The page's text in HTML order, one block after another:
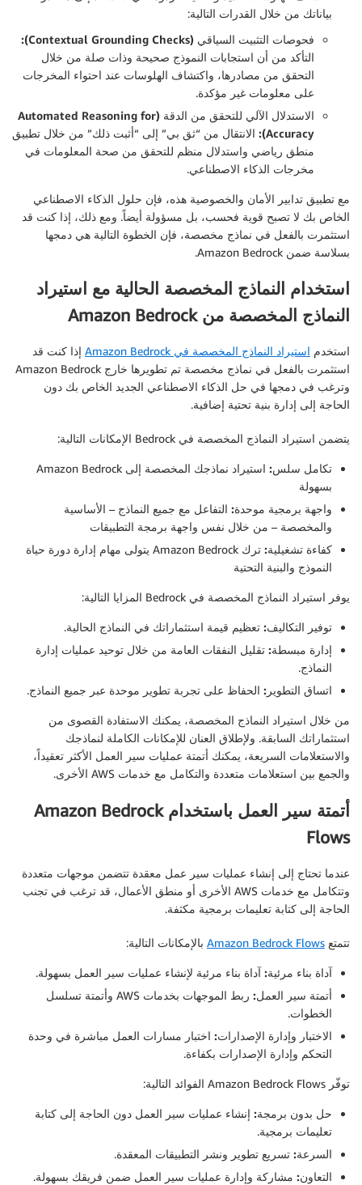
بياناتك من خلال القدرات التالية:
فحوصات التثبيت السياقي (Contextual Grounding Checks):
التأكد من أن استجابات النموذج صحيحة وذات صلة من خلال
التحقق من مصادرها، واكتشاف الهلوسات عند احتواء المخرجات
على معلومات غير مؤكدة.
الاستدلال الآلي للتحقق من الدقة (Automated Reasoning for
Accuracy):
الانتقال من “ثق بي” إلى “أثبت ذلك” من خلال تطبيق
منطق رياضي واستدلال منظم للتحقق من صحة المعلومات في
مخرجات الذكاء الاصطناعي.
مع تطبيق تدابير الأمان والخصوصية هذه، فإن حلول الذكاء الاصطناعي
الخاص بك لا تصبح قوية فحسب، بل مسؤولة أيضاً. ومع ذلك، إذا كنت قد
استثمرت بالفعل في نماذج مخصصة، فإن الخطوة التالية هي دمجها
بسلاسة ضمن Amazon Bedrock.
استخدام النماذج المخصصة الحالية مع استيراد
النماذج المخصصة من Amazon Bedrock
استخدم استيراد النماذج المخصصة في Amazon Bedrock
إذا كنت قد
استثمرت بالفعل في نماذج مخصصة تم تطويرها خارج Amazon Bedrock
وترغب في دمجها في حل الذكاء الاصطناعي الجديد الخاص بك دون
الحاجة إلى إدارة بنية تحتية إضافية.
يتضمن استيراد النماذج المخصصة في Bedrock الإمكانات التالية:
تكامل سلس:
استيراد نماذجك المخصصة إلى Amazon Bedrock
بسهولة
واجهة برمجية موحدة: التفاعل مع جميع النماذج – الأساسية
والمخصصة – من خلال نفس واجهة برمجة التطبيقات
كفاءة تشغيلية:
ترك Amazon Bedrock يتولى مهام إدارة دورة حياة
النموذج والبنية التحتية
يوفر استيراد النماذج المخصصة في Bedrock المزايا التالية:
توفير التكاليف: تعظيم قيمة استثماراتك في النماذج الحالية.
إدارة مبسطة: تقليل النفقات العامة من خلال توحيد عمليات إدارة
النماذج.
اتساق التطوير: الحفاظ على تجربة تطوير موحدة عبر جميع النماذج.
من خلال استيراد النماذج المخصصة، يمكنك الاستفادة القصوى من
استثماراتك السابقة. ولإطلاق العنان للإمكانات الكاملة لنماذجك
والاستعلامات السريعة، يمكنك أتمتة عمليات سير العمل الأكثر تعقيداً،
والجمع بين استعلامات متعددة والتكامل مع خدمات AWS الأخرى.
أتمتة سير العمل باستخدام Amazon Bedrock
Flows
عندما تحتاج إلى إنشاء عمليات سير عمل معقدة تتضمن موجهات متعددة
وتتكامل مع خدمات AWS الأخرى أو منطق الأعمال، قد ترغب في تجنب
الحاجة إلى كتابة تعليمات برمجية مكثفة.
تتمتع Amazon Bedrock Flows بالإمكانات التالية:
آداة بناء مرئية: آداة بناء مرئية لإنشاء عمليات سير العمل بسهولة.
أتمتة سير العمل:
ربط الموجهات بخدمات AWS وأتمتة تسلسل
الخطوات.
الاختبار وإدارة الإصدارات: اختبار مسارات العمل مباشرة في وحدة
التحكم وإدارة الإصدارات بكفاءة.
توفّر Amazon Bedrock Flows الفوائد التالية:
حل بدون برمجة: إنشاء عمليات سير العمل دون الحاجة إلى كتابة
تعليمات برمجية.
السرعة: تسريع تطوير ونشر التطبيقات المعقدة.
التعاون: مشاركة وإدارة عمليات سير العمل ضمن فريقك بسهولة.